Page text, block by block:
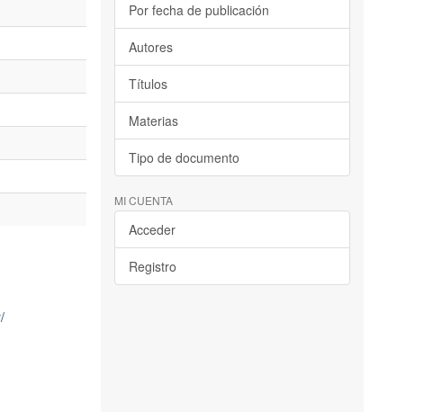
Por fecha de publicación
Autores
Títulos
Materias
Tipo de documento
MI CUENTA
Acceder
Registro